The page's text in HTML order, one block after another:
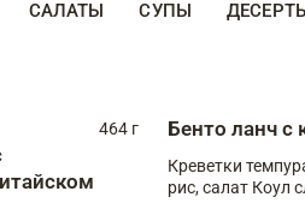
САЛАТЫ СУПЫ ДЕСЕРТЫ
464 г Бенто ланч с
Креветки
рис, салат Коул